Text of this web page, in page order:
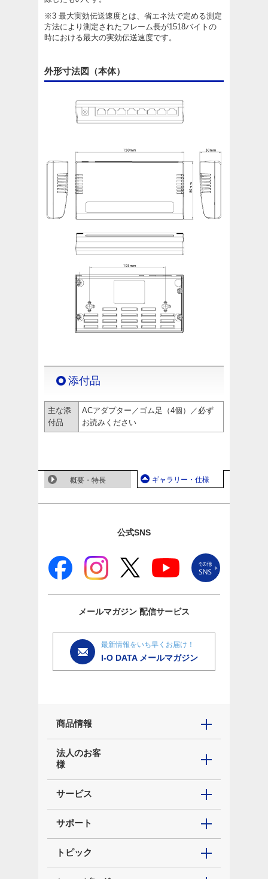
※3 最大実効伝送速度とは、省エネ法で定める測定
方法により測定されたフレーム長が1518バイトの
時における最大の実効伝送速度です。
外形寸法図（本体）
添付品
主な添
付品
ACアダプター／ゴム足（4個）／必ず
お読みください
概要・特長 ギャラリー・仕様
公式SNS
メールマガジン 配信サービス
最新情報をいち早くお届け！
I-O DATA メールマガジン
商品情報
法人のお客
様
サービス
サポート
トピック